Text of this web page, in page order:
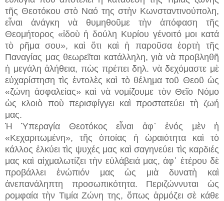
τῆς Θεοτόκου στὸ Ναό της στὴν Κωνσταντινούπολη,
εἶναι ἀνάγκη νὰ θυμηθοῦμε τὴν ἀπόφαση τῆς
Θεομήτορος «ἰδοὺ ἡ δούλη Κυρίου γένοιτό μοι κατά
τὸ ρῆμα σου», καὶ ὅτι καὶ ἡ παροῦσα ἑορτὴ τῆς
Παναγίας μας θεωρεῖται κατάλληλη, γιὰ νὰ προβληθῆ
ἡ μεγάλη ἀλήθεια, πὼς πρέπει δηλ. νὰ δεχόμαστε μὲ
εὐχαρίστηση τὶς ἐντολὲς καὶ τὸ θέλημα τοῦ Θεοῦ ὡς
«ζώνη ἀσφαλείας» καὶ νὰ νομίζουμε τὸν Θεῖο Νόμο
ὡς κλοιὸ ποὺ περισφίγγει καὶ προστατεύει τὴ ζωή
μας.
Ἡ Ὑπεραγία Θεοτόκος εἶναι ἀφ᾿ ἑνός μὲν ἡ
«Κεχαριτωμένη», τῆς ὁποίας ἡ ὡραιότητα καὶ τὸ
κάλλος ἑλκύει τὶς ψυχές μας καὶ σαγηνεύει τὶς καρδιές
μας καὶ αἰχμαλωτίζει τὴν εὐλάβειά μας, ἀφ᾿ ἑτέρου δὲ
προβάλλει ἐνώπιόν μας ὡς μιὰ δυνατὴ καὶ
ἀνεπανάληπτη προσωπικότητα. Περιζώννυται ὡς
ρομφαία τὴν Τιμία Ζώνη της, ὅπως ἁρμόζει σὲ κάθε